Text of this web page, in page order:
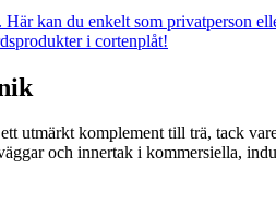
Här kan du enkelt som privatperson
i cortenplåt!
utmärkt komplement till trä, tack
och innertak i kommersiella,